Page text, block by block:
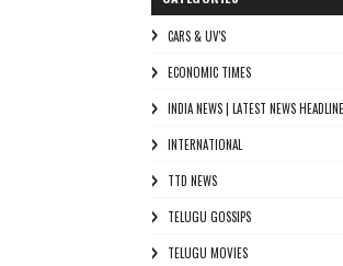
CARS & UV'S
ECONOMIC TIMES
INDIA NEWS | LATEST NEWS
INTERNATIONAL
TTD NEWS
TELUGU GOSSIPS
TELUGU MOVIES